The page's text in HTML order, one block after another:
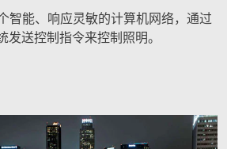
智能、响应灵敏的计算机网络，通过
送控制指令来控制照明。